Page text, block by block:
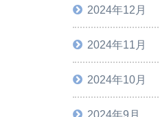
2024年12月
2024年11月
2024年10月
2024年9月